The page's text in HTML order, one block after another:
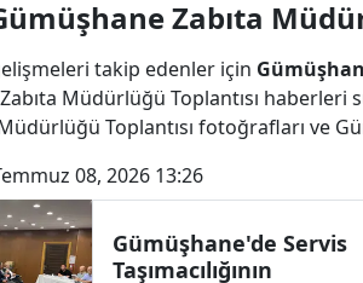
Zabıta
takip edenler için
Müdürlüğü Toplantısı haberleri
Toplantısı fotoğrafları ve
08, 2026 13:26
Gümüşhane'de Servis
Taşımacılığının